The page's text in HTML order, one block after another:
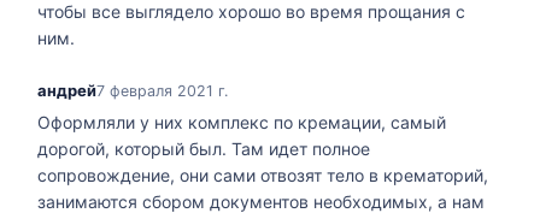
чтобы все выглядело хорошо во время прощания с
ним.
андрей7 февраля 2021 г.
Оформляли у них комплекс по кремации, самый
дорогой, который был. Там идет полное
сопровождение, они сами отвозят тело в крематорий,
занимаются сбором документов необходимых, а нам